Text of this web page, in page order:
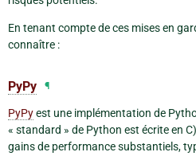
En tenant compte de ces mises en
connaître :
PyPy ¶
PyPyest une implémentation de
« standard » de Python est écrite en
gains de performance substantiels,